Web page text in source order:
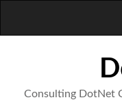
Consulting DotNet